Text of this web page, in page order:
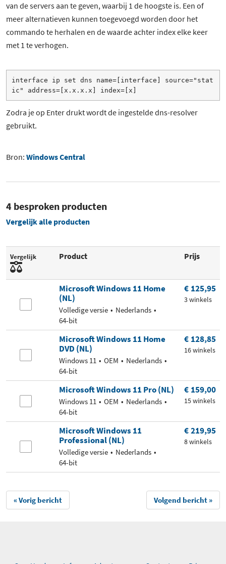
van de servers aan te geven, waarbij 1 de hoogste is. Een of
meer alternatieven kunnen toegevoegd worden door het
commando te herhalen en de waarde achter index elke keer
met 1 te verhogen.
interface ip set dns name=[interface] source="stat
ic" address=[x.x.x.x] index=[x]
Zodra je op Enter drukt wordt de ingestelde dns-resolver
gebruikt.
Bron: Windows Central
4 besproken producten
Vergelijk alle producten
Vergelijk Product Prijs
Microsoft Windows 11 Home
(NL)
Volledige versie
Nederlands
64-bit
€ 125,95
3 winkels
Microsoft Windows 11 Home
DVD (NL)
Windows 11 OEM
Nederlands
64-bit
€ 128,85
16 winkels
Microsoft Windows 11 Pro (NL)
Windows 11 OEM
Nederlands
64-bit
€ 159,00
15 winkels
Microsoft Windows 11
Professional (NL)
Volledige versie
Nederlands
64-bit
€ 219,95
8 winkels
« Vorig bericht Volgend bericht »